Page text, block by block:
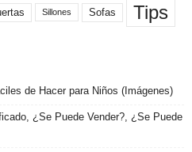
Sillones Sofas Tips
de Hacer para Niños (Imágenes)
¿Se Puede Vender?, ¿Se Puede